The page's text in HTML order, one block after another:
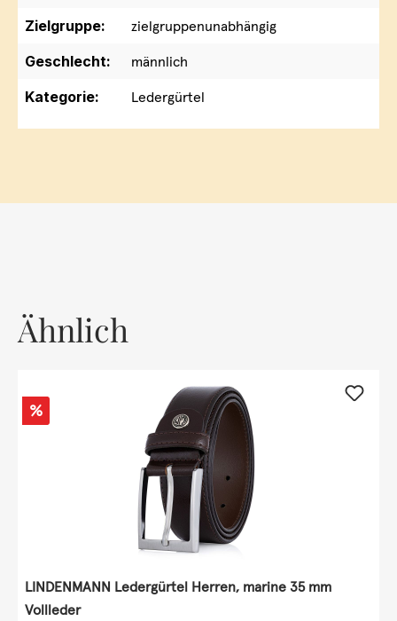
Zielgruppe:
zielgruppenunabhängig
Geschlecht:
männlich
Kategorie:
Ledergürtel
Ähnlich
Rabatt
%
LINDENMANN Ledergürtel Herren, marine 35 mm
Vollleder